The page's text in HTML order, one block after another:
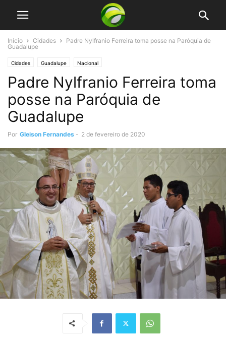
Início Cidades
Padre Nylfranio Ferreira toma posse na Paróquia de
Guadalupe
Cidades Guadalupe Nacional
Padre Nylfranio Ferreira toma
posse na Paróquia de
Guadalupe
Por Gleison Fernandes - 2 de fevereiro de 2020